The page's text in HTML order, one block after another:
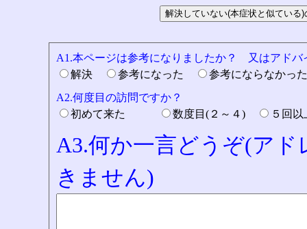
A1.本ページは参考になりましたか？ 又はアドバ
解決
参考になった
参考にならなか
A2.何度目の訪問ですか？
初めて来た
数度目(２～４) ５回
A3.何か一言どうぞ(ア
きません)